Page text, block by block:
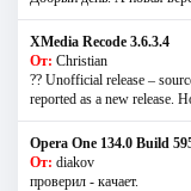
XMedia Recode 3.6.3.4
От: Christian
?? Unofficial release –
reported as a new release.
Opera One 134.0 Build
От: diakov
проверил - качает.